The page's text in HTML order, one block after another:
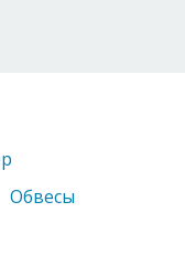
Обвесы